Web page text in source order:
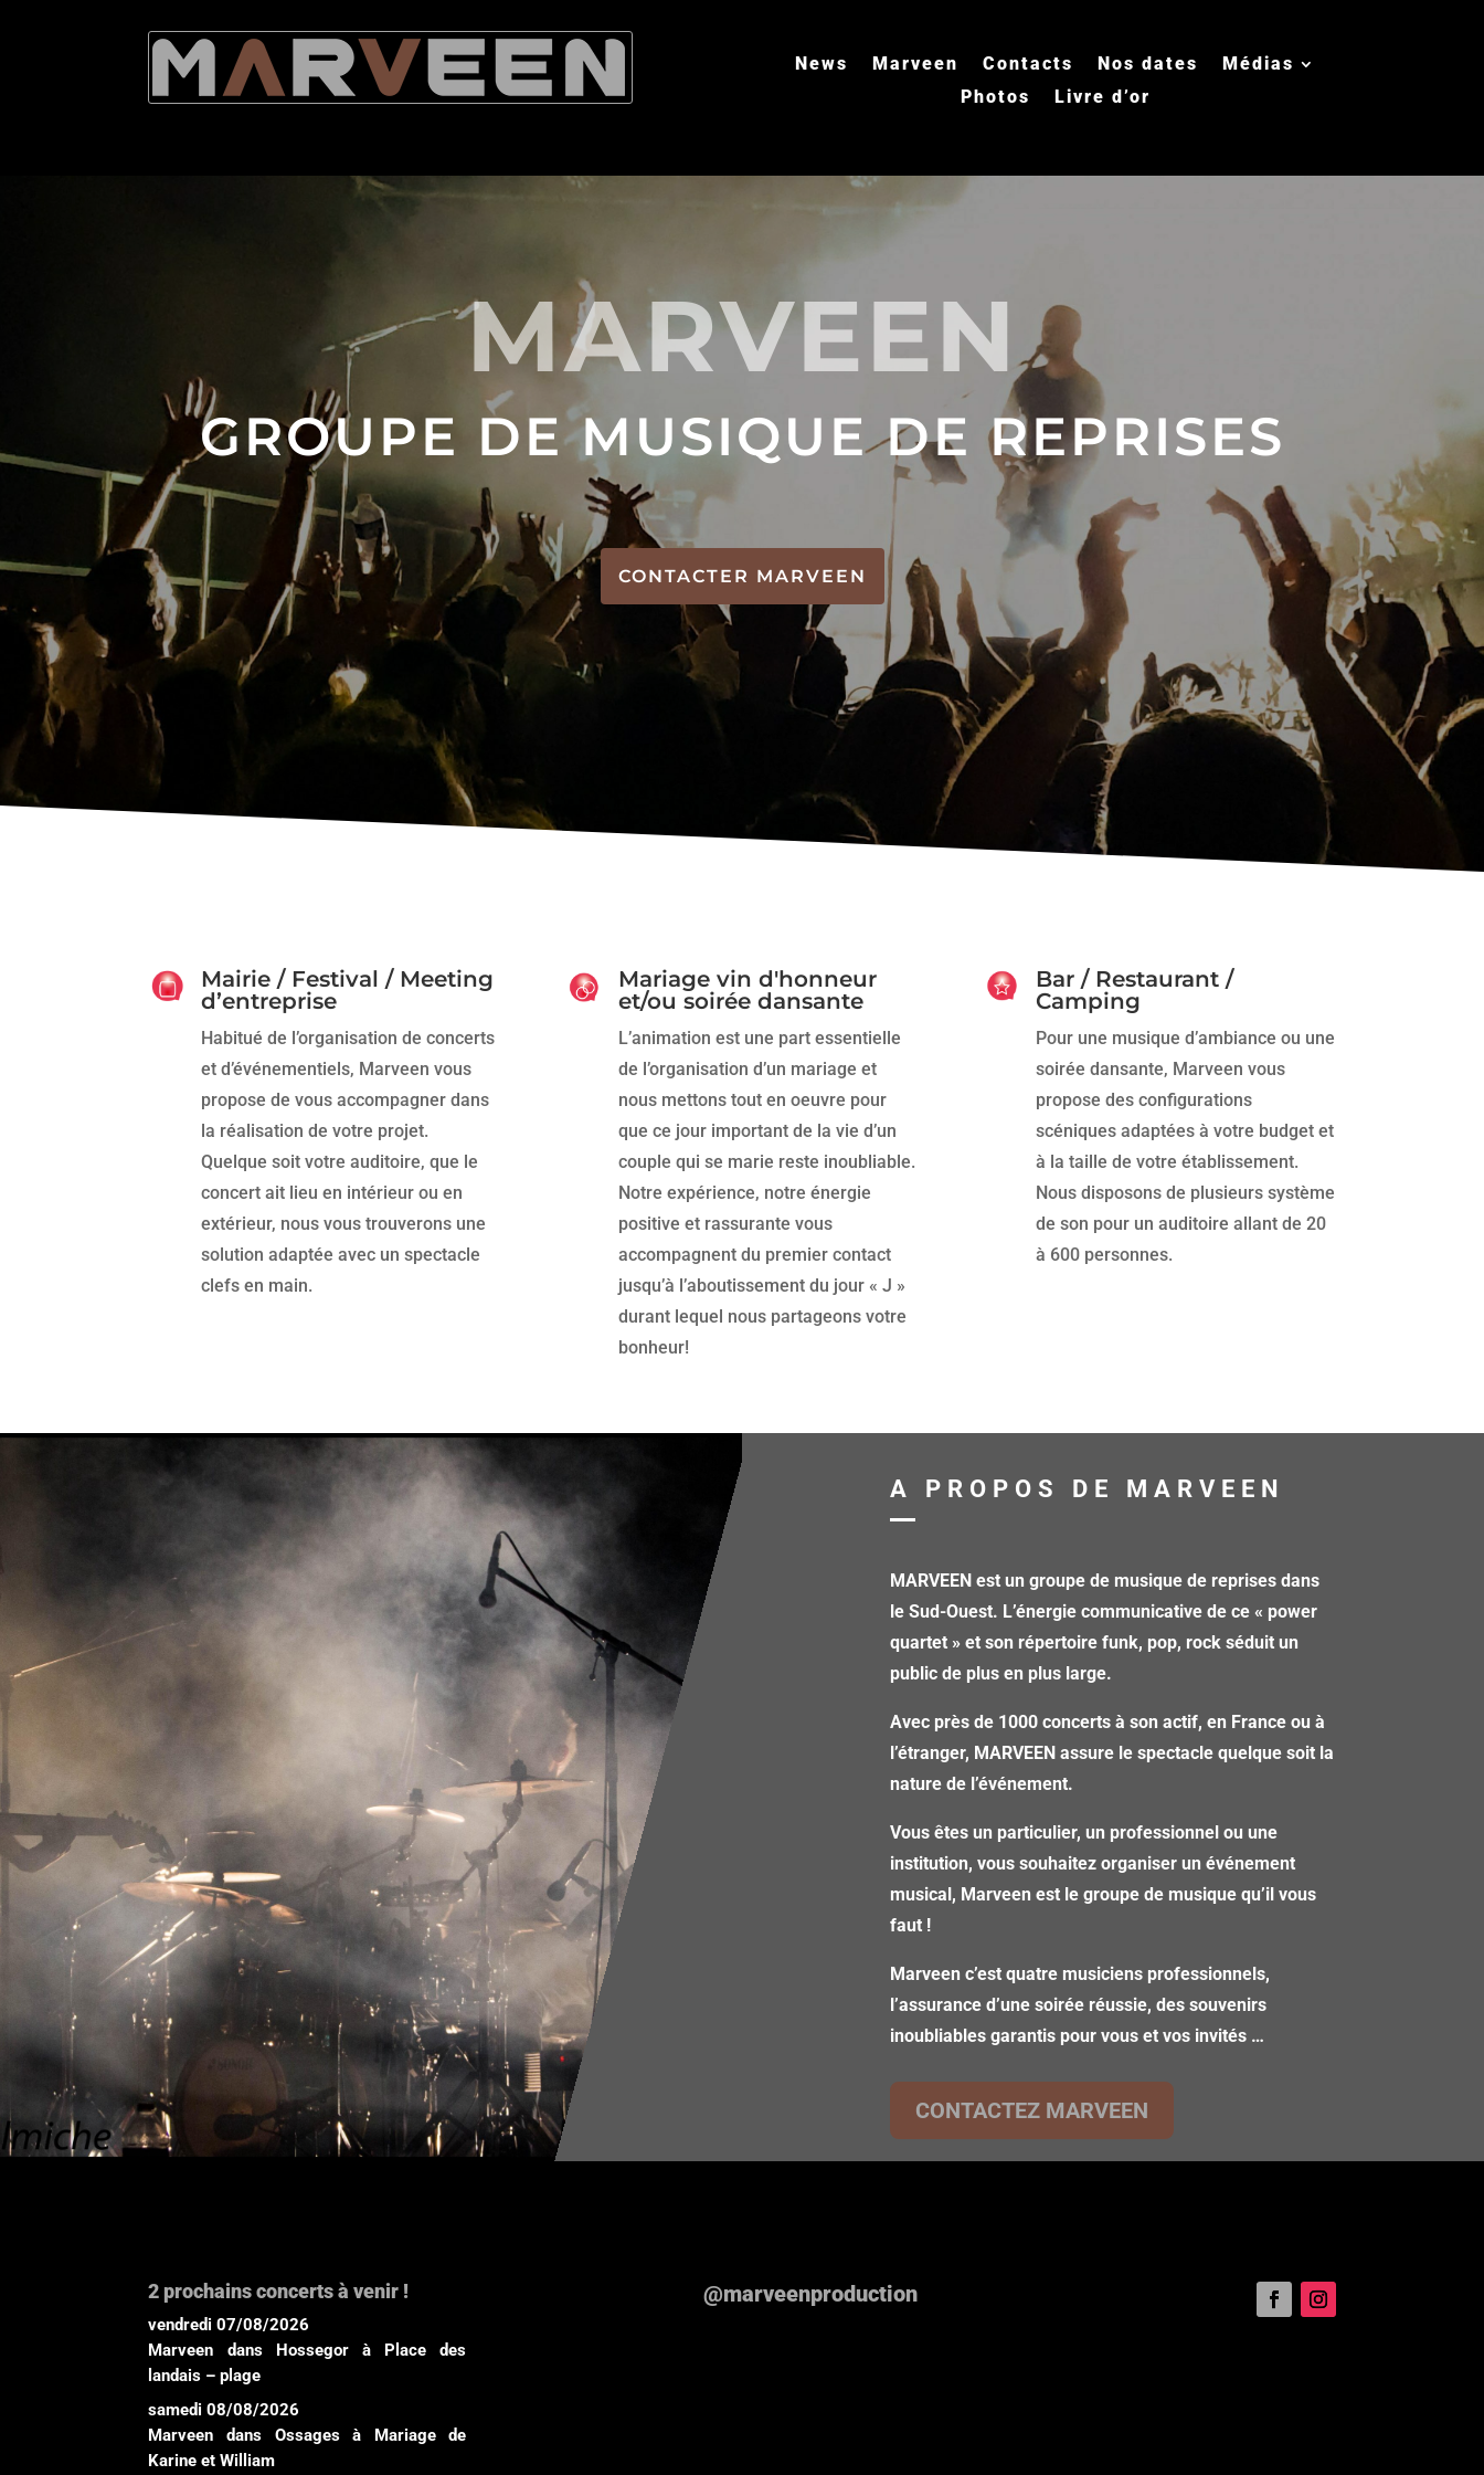
News Marveen Contacts Nos dates
Médias
Photos
Livre d’or
MARVEEN
GROUPE DE MUSIQUE DE REPRISES
CONTACTER MARVEEN
Mairie / Festival / Meeting
d’entreprise
Habitué de l’organisation de concerts
et d’événementiels, Marveen vous
propose de vous accompagner dans
la réalisation de votre projet.
Quelque soit votre auditoire, que le
concert ait lieu en intérieur ou en
extérieur, nous vous trouverons une
solution adaptée avec un spectacle
clefs en main.
Mariage vin d'honneur
et/ou soirée dansante
L’animation est une part essentielle
de l’organisation d’un mariage et
nous mettons tout en oeuvre pour
que ce jour important de la vie d’un
couple qui se marie reste inoubliable.
Notre expérience, notre énergie
positive et rassurante vous
accompagnent du premier contact
jusqu’à l’aboutissement du jour « J »
durant lequel nous partageons votre
bonheur!
Bar / Restaurant /
Camping
Pour une musique d’ambiance ou une
soirée dansante, Marveen vous
propose des configurations
scéniques adaptées à votre budget et
à la taille de votre établissement.
Nous disposons de plusieurs système
de son pour un auditoire allant de 20
à 600 personnes.
A PROPOS DE MARVEEN
MARVEEN est un groupe de musique de reprises dans
le Sud-Ouest. L’énergie communicative de ce « power
quartet » et son répertoire funk, pop, rock séduit un
public de plus en plus large.
Avec près de 1000 concerts à son actif, en France ou à
l’étranger, MARVEEN assure le spectacle quelque soit la
nature de l’événement.
Vous êtes un particulier, un professionnel ou une
institution, vous souhaitez organiser un événement
musical, Marveen est le groupe de musique qu’il vous
faut !
Marveen c’est quatre musiciens professionnels,
l’assurance d’une soirée réussie, des souvenirs
inoubliables garantis pour vous et vos invités …
CONTACTEZ MARVEEN
2 prochains concerts à venir !
vendredi 07/08/2026
Marveen
dans Hossegor à
Place des
landais – plage
samedi 08/08/2026
Marveen
dans Ossages à
Mariage de
Karine et William
@marveenproduction